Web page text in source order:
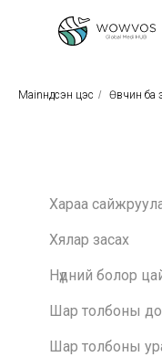
MainҮндсэн цэс / Өвчин ба
Хараа
Хялар засах
Нүдний болор
Шар толбоны
Шар толбоны